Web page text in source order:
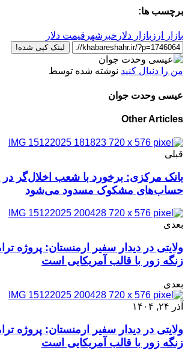
برچسب ها:
بازار ارز بازار دلار خبرشهر قیمت دلار
لینک کپی شده!
من را دنبال کنید نوشته شده توسط
عیسی وحدت جوان
Other Articles
قبلی
بانک مرکزی: برخورد با شعب اخلال‌گر در
حساب‌های مشکوک مسدود می‌شود
بعدی
ولایتی در دیدار سفیر ارمنستان: پروژه
زنگه زور با قالب آمریکایی است
بعدی
آذر ۲۴, ۱۴۰۴
ولایتی در دیدار سفیر ارمنستان: پروژه
زنگه زور با قالب آمریکایی است